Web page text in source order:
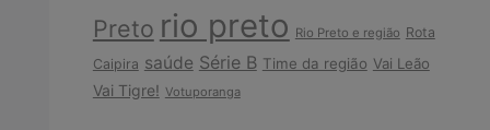
Preto rio preto Rio Preto e região Rota
Caipira saúde Série B Time da região Vai Leão
Vai Tigre! Votuporanga